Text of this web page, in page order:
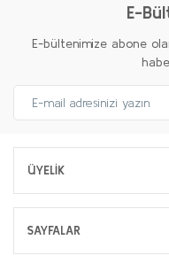
E-
E-bültenimize abone
ÜYELİK
SAYFALAR